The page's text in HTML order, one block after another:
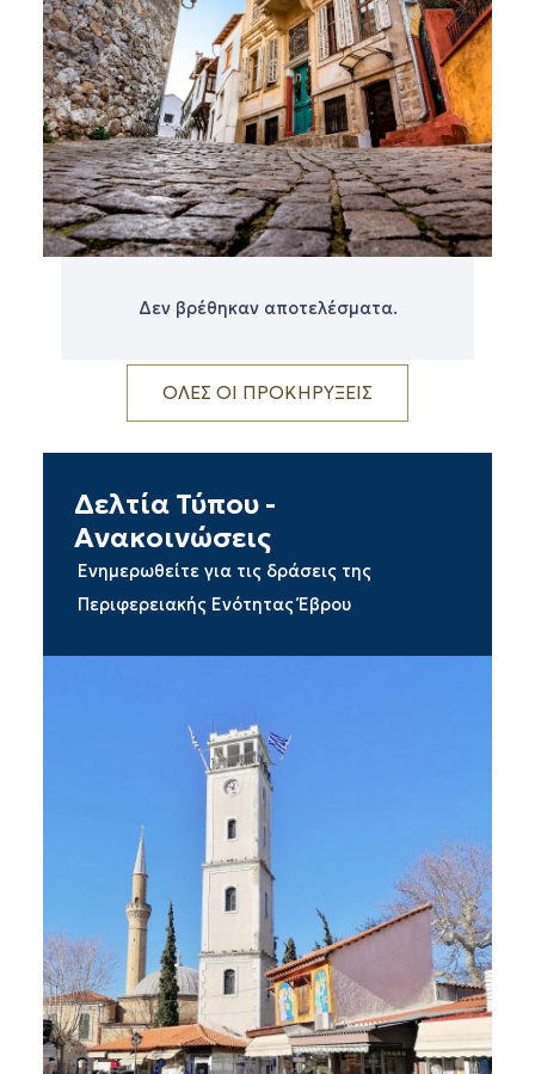
Δεν βρέθηκαν αποτελέσματα.
ΟΛΕΣ ΟΙ ΠΡΟΚΗΡΥΞΕΙΣ
Δελτία Τύπου -
Ανακοινώσεις
Ενημερωθείτε για τις δράσεις της
Περιφερειακής Ενότητας Έβρου